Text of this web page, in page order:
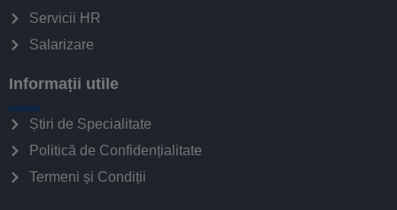
Servicii HR
Salarizare
Informații utile
Știri de Specialitate
Politică de Confidențialitate
Termeni și Condiții